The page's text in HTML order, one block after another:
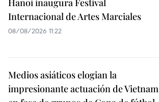
Hanoi inaugura Festival
Internacional de Artes Marciales
08/08/2026 11:22
Medios asiáticos elogian la
impresionante actuación de Vietnam